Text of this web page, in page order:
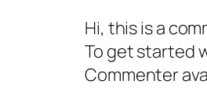
Hi, this is a
To get started
Commenter